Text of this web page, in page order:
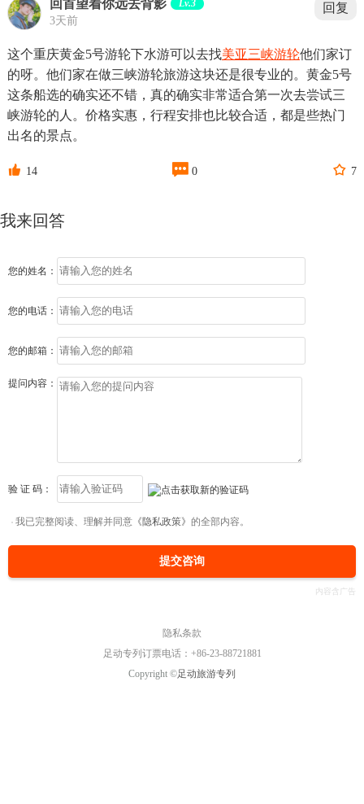
回首望着你远去背影 Lv.3
3天前
回复
这个重庆黄金5号游轮下水游可以去找美亚三峡游轮他们家订
的呀。他们家在做三峡游轮旅游这块还是很专业的。黄金5号
这条船选的确实还不错，真的确实非常适合第一次去尝试三
峡游轮的人。价格实惠，行程安排也比较合适，都是些热门
出名的景点。
 14  0  7
我来回答
您的姓名：
您的电话：
您的邮箱：
提问内容：
验 证 码：
我已完整阅读、理解并同意 《隐私政策》 的全部内容。
提交咨询
隐私条款
足动专列订票电话：+86-23-88721881
Copyright ©足动旅游专列